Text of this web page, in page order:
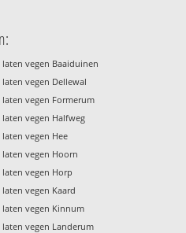
laten vegen Baaiduinen
vegen Dellewal
laten vegen Formerum
laten vegen Halfweg
vegen Hee
laten vegen Hoorn
laten vegen Horp
vegen Kaard
laten vegen Kinnum
laten vegen Landerum